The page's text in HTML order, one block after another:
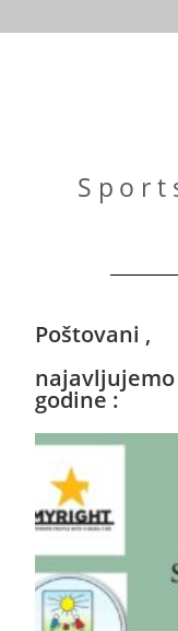
O
m
e
Poštovani ,
najavljujemo
godine :